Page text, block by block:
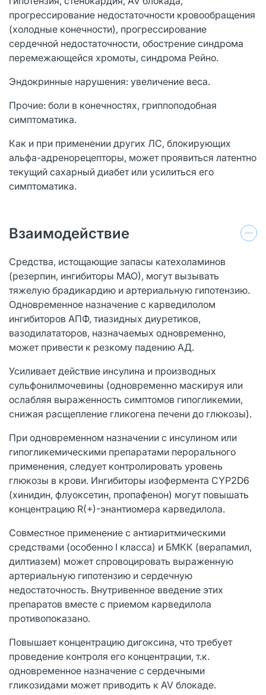
прогрессирование недостаточности кровообращения
(холодные конечности), прогрессирование
сердечной недостаточности, обострение синдрома
перемежающейся хромоты, синдрома Рейно.
Эндокринные нарушения: увеличение веса.
Прочие: боли в конечностях, гриппоподобная
симптоматика.
Как и при применении других ЛС, блокирующих
альфа-адренорецепторы, может проявиться латентно
текущий сахарный диабет или усилиться его
симптоматика.
Взаимодействие
Средства, истощающие запасы катехоламинов
(резерпин, ингибиторы МАО), могут вызывать
тяжелую брадикардию и артериальную гипотензию.
Одновременное назначение с карведилолом
ингибиторов АПФ, тиазидных диуретиков,
вазодилататоров, назначаемых одновременно,
может привести к резкому падению АД.
Усиливает действие инсулина и производных
сульфонилмочевины (одновременно маскируя или
ослабляя выраженность симптомов гипогликемии,
снижая расщепление гликогена печени до глюкозы).
При одновременном назначении с инсулином или
гипогликемическими препаратами перорального
применения, следует контролировать уровень
глюкозы в крови. Ингибиторы изофермента CYP2D6
(хинидин, флуоксетин, пропафенон) могут повышать
концентрацию R(+)-энантиомера карведилола.
Совместное применение с антиаритмическими
средствами (особенно I класса) и БМКК (верапамил,
дилтиазем) может спровоцировать выраженную
артериальную гипотензию и сердечную
недостаточность. Внутривенное введение этих
препаратов вместе с приемом карведилола
противопоказано.
Повышает концентрацию дигоксина, что требует
проведение контроля его концентрации, т.к.
одновременное назначение с сердечными
гликозидами может приводить к AV блокаде.